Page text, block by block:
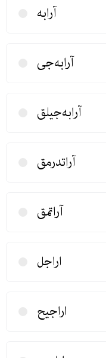
آرابه
آرابه‌جی
آرابه‌جیلق
آراتدرمق
آراتمق
اراجل
اراجیح